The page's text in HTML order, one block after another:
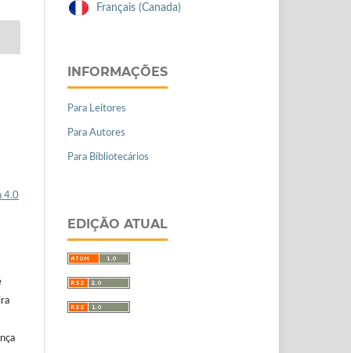
4.0
Français (Canada)
INFORMAÇÕES
Para Leitores
Para Autores
Para Bibliotecários
EDIÇÃO ATUAL